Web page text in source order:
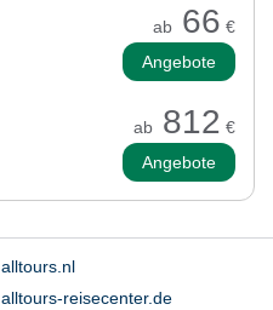
ab 66 €
Angebote
ab 812 €
Angebote
alltours.nl
alltours-reisecenter.de